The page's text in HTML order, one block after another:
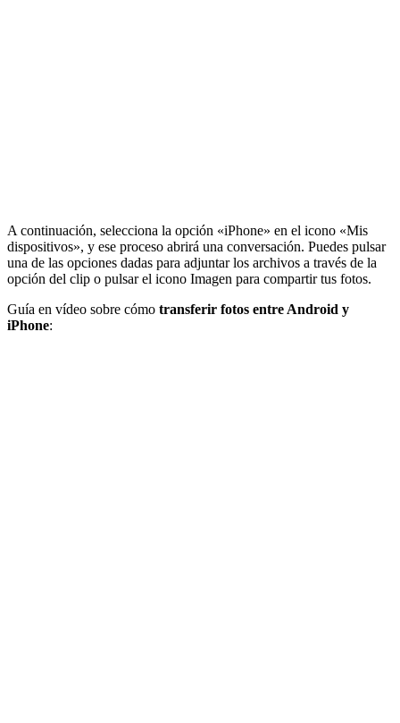
A continuación, selecciona la opción «iPhone» en el icono «Mis
dispositivos», y ese proceso abrirá una conversación. Puedes pulsar
una de las opciones dadas para adjuntar los archivos a través de la
opción del clip o pulsar el icono Imagen para compartir tus fotos.
Guía en vídeo sobre cómo transferir fotos entre Android y
iPhone: